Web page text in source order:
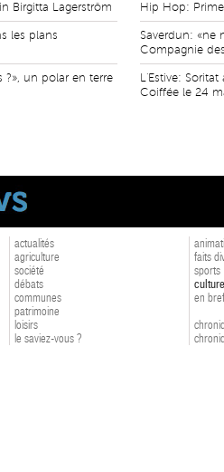
Birgitta Lagerström
les plans
?», un polar en terre
Hip Hop:
Saverdun: «ne
Compagnie
L'Estive:
Coiffée le 24
actualités
agriculture
société
débats
communes
patrimoine
loisirs
le saviez-vous ?
faits
sports
culture
en bref